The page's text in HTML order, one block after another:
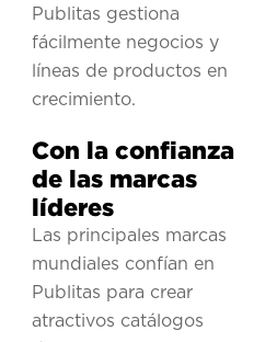
Publitas gestiona
fácilmente negocios y
líneas de productos en
crecimiento.
Con la confianza
de las marcas
líderes
Las principales marcas
mundiales confían en
Publitas para crear
atractivos catálogos